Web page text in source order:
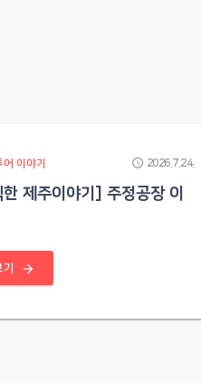
이야기 schedule 2026.7.24.
한 제주이야기] 주정공장 이
arrow_forward